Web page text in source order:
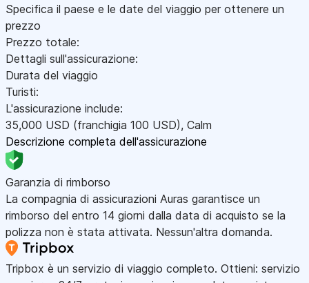
Specifica il paese e le date del viaggio per ottenere un
prezzo
Prezzo totale:
Dettagli sull'assicurazione:
Durata del viaggio
Turisti:
L'assicurazione include:
35,000 USD (franchigia 100 USD), Calm
Descrizione completa dell'assicurazione
Garanzia di rimborso
La compagnia di assicurazioni Auras garantisce un
rimborso del entro 14 giorni dalla data di acquisto se la
polizza non è stata attivata. Nessun'altra domanda.
Tripbox è un servizio di viaggio completo. Ottieni: servizio